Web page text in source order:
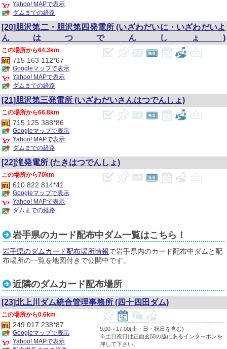
Yahoo! MAPで表示
ダムまでの経路
[20]胆沢第二・胆沢第四発電所 (いざわだいに・いざわだいよ
んはつでんしょ)
64.3km
715 163 112*67
Googleマップで表示
Yahoo! MAPで表示
ダムまでの経路
[21]胆沢第三発電所 (いざわだいさんはつでんしょ)
66.8km
715 125 388*86
Googleマップで表示
Yahoo! MAPで表示
ダムまでの経路
[22]滝発電所 (たきはつでんしょ)
70km
610 822 814*41
Googleマップで表示
Yahoo! MAPで表示
ダムまでの経路
岩手県のカード配布中ダム一覧はこちら！
岩手県のダムカード配布場所情報で岩手県内のカード配布中ダムと配
布場所の一覧を地図付きで公開中です。
近隣のダムカード配布場所
[23]北上川ダム統合管理事務所 (四十四田ダム)
9:00～17:00(土・日・祝日を含む)
※土日祝日は正面玄関の脇にあるインターホンを
押して下さい。
0.6km
249 017 238*87
Googleマップで表示
Yahoo! MAPで表示